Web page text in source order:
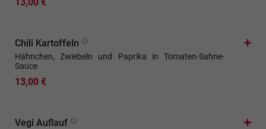
Chili Kartoffeln
Hähnchen, Zwiebeln und Paprika in Tomaten-Sahne-
Sauce
13,00 €
Vegi Auflauf